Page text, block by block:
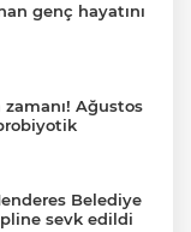
genç hayatını
Ağustos
Belediye
sevk edildi